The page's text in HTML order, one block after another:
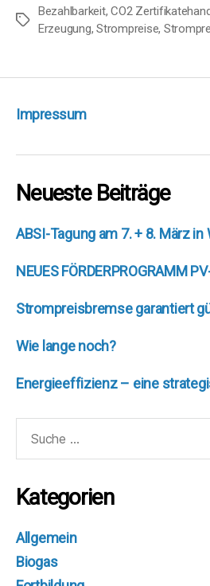
Schlagwörter
Bezahlbarkeit,CO2
Erzeugung,Strompreise,
Impressum
Neueste Beiträge
ABSI-Tagung am 7. + 8. März
NEUES FÖRDERPROGRAMM
Strompreisbremse garantiert
Wie lange noch?
Energieeffizienz – eine
nach:
Kategorien
Allgemein
Biogas